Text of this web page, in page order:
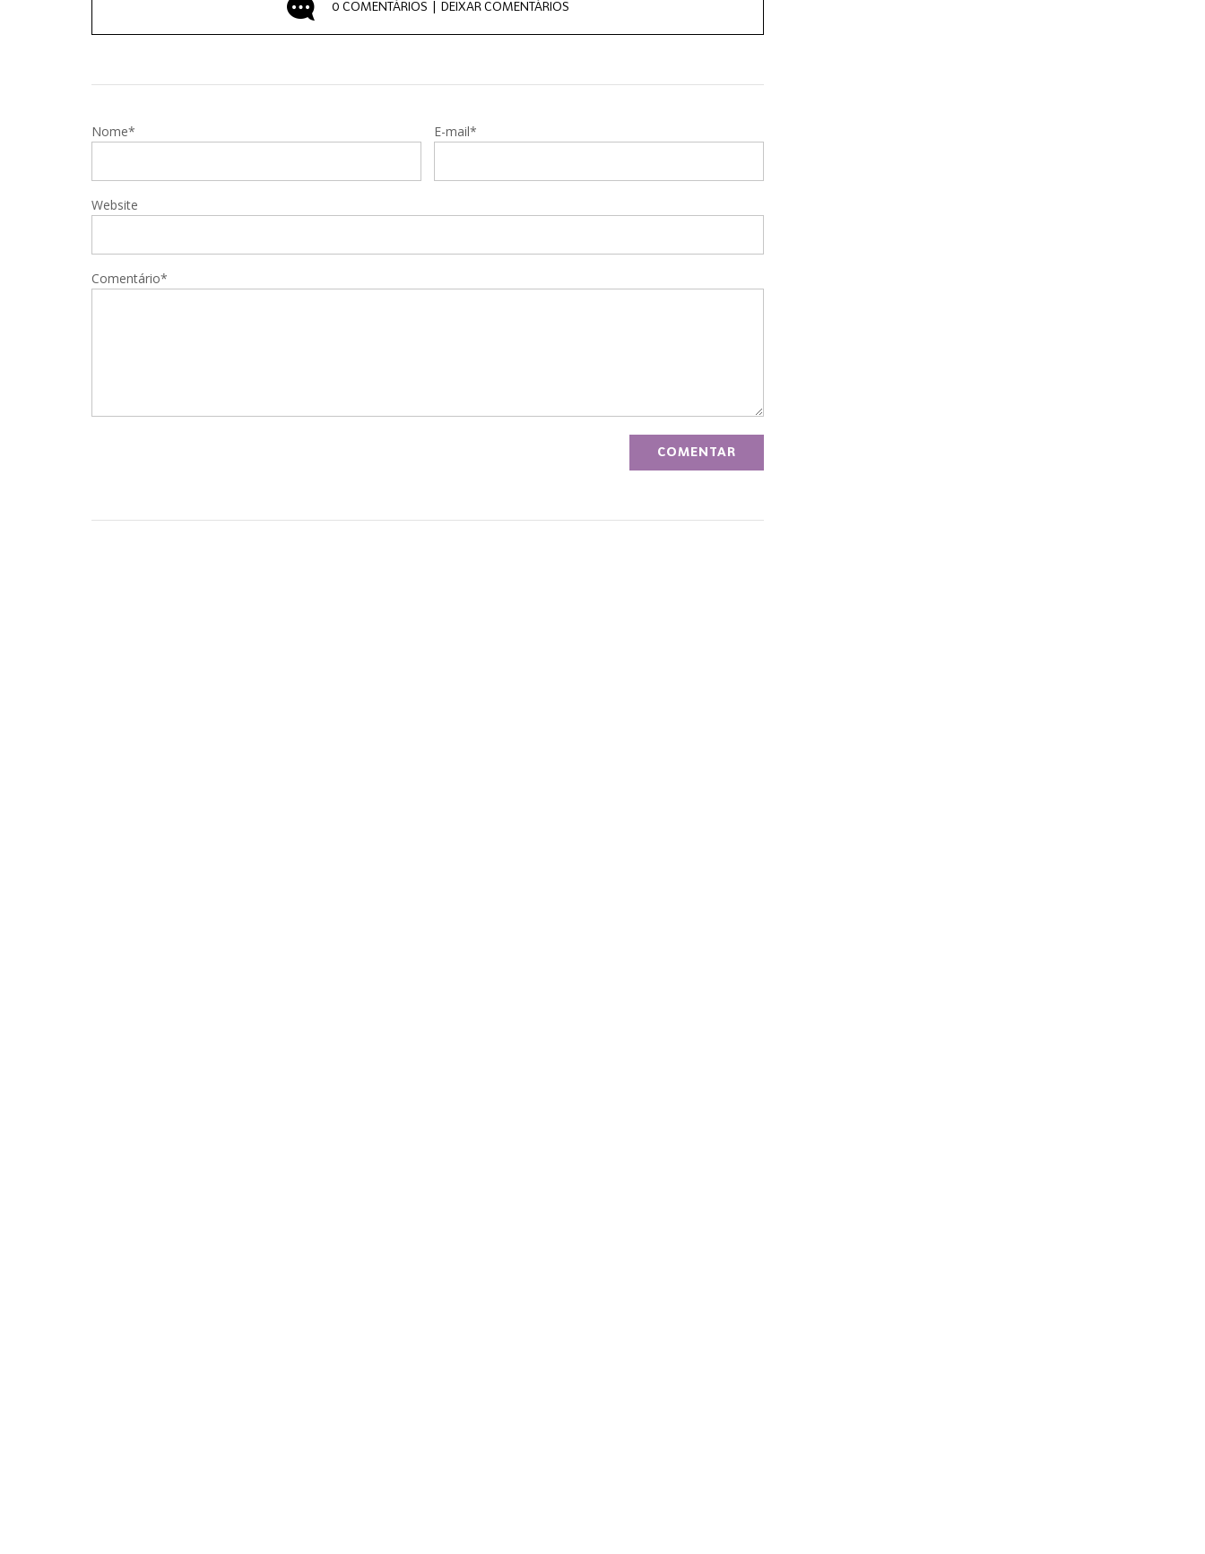
0 COMENTÁRIOS | DEIXAR COMENTÁRIOS
Nome* E-mail*
Website
Comentário*